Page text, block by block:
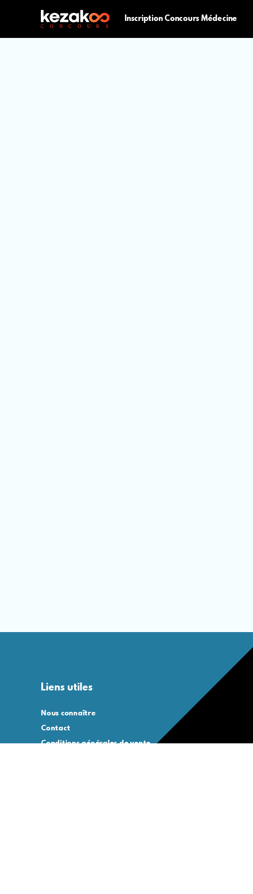
Inscription Concours Médecine
Liens utiles
Nous connaître
Contact
Conditions générales de vente